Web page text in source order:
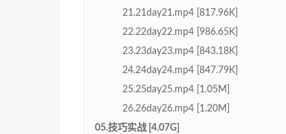
21.21day21.mp4 [817.96K]
22.22day22.mp4 [986.65K]
23.23day23.mp4 [843.18K]
24.24day24.mp4 [847.79K]
25.25day25.mp4 [1.05M]
26.26day26.mp4 [1.20M]
05.技巧实战 [4.07G]